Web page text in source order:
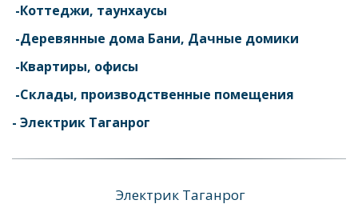
-Коттеджи, таунхаусы
-Деревянные дома Бани, Дачные домики
-Квартиры, офисы
-Склады, производственные помещения
- Электрик Таганрог
Электрик Таганрог